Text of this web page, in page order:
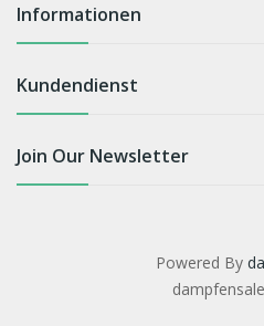
Informationen
Kundendienst
Join Our Newsletter
Powered By